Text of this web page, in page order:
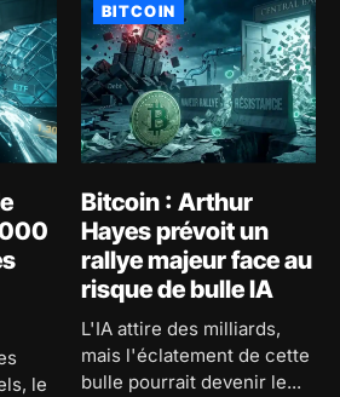
le
BITCOIN
Bitcoin : Arthur
Hayes prévoit un
rallye majeur face au
risque de bulle IA
L'IA attire des milliards,
mais l'éclatement de cette
bulle pourrait devenir le...